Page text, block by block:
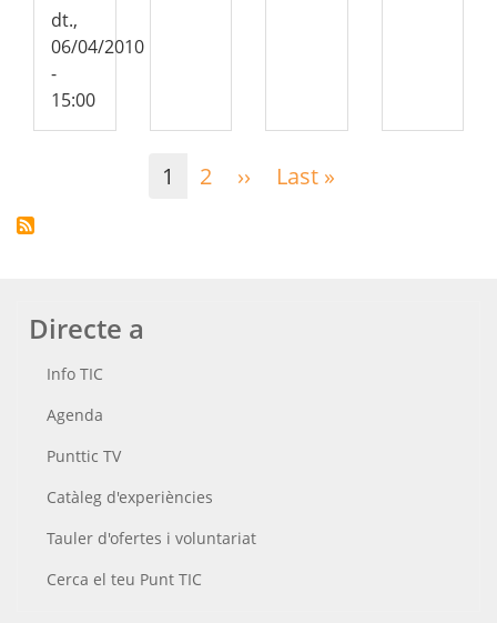
dt.,
06/04/2010
-
15:00
1 2 ›› Pàgina
Last »
Directe a
Info TIC
Agenda
Punttic TV
Catàleg d'experiències
Tauler d'ofertes i voluntariat
Cerca el teu Punt TIC